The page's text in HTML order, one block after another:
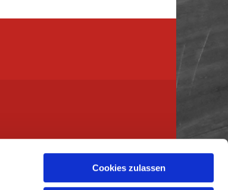
Cookies zulassen